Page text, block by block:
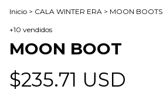
Inicio > CALA WINTER ERA > MOON BOOTS
+10 vendidos
MOON BOOT
$235.71 USD